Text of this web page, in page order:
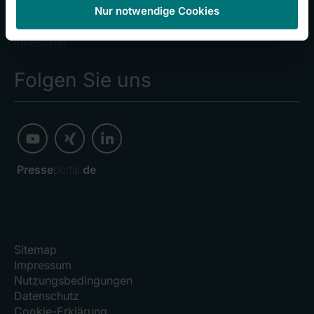
Nur notwendige Cookies
Investoren
Folgen Sie uns
Presseportal. de
Sitemap
Impressum
Nutzungsbedingungen
Datenschutz